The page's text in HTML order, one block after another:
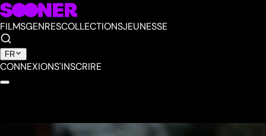
FILMSGENRESCOLLECTIONSJEUNESSE
FR
CONNEXIONS'INSCRIRE